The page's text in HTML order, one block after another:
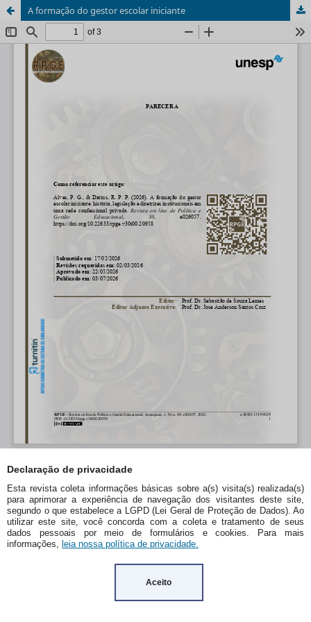
Declaração de privacidade
Esta revista coleta informações básicas sobre a(s) visita(s) realizada(s)
para aprimorar a experiência de navegação dos visitantes deste site,
segundo o que estabelece a LGPD (Lei Geral de Proteção de Dados). Ao
utilizar este site, você concorda com a coleta e tratamento de seus
dados pessoais por meio de formulários e cookies. Para mais
informações, leia nossa política de privacidade.
Aceito
A formação do gestor escolar iniciante